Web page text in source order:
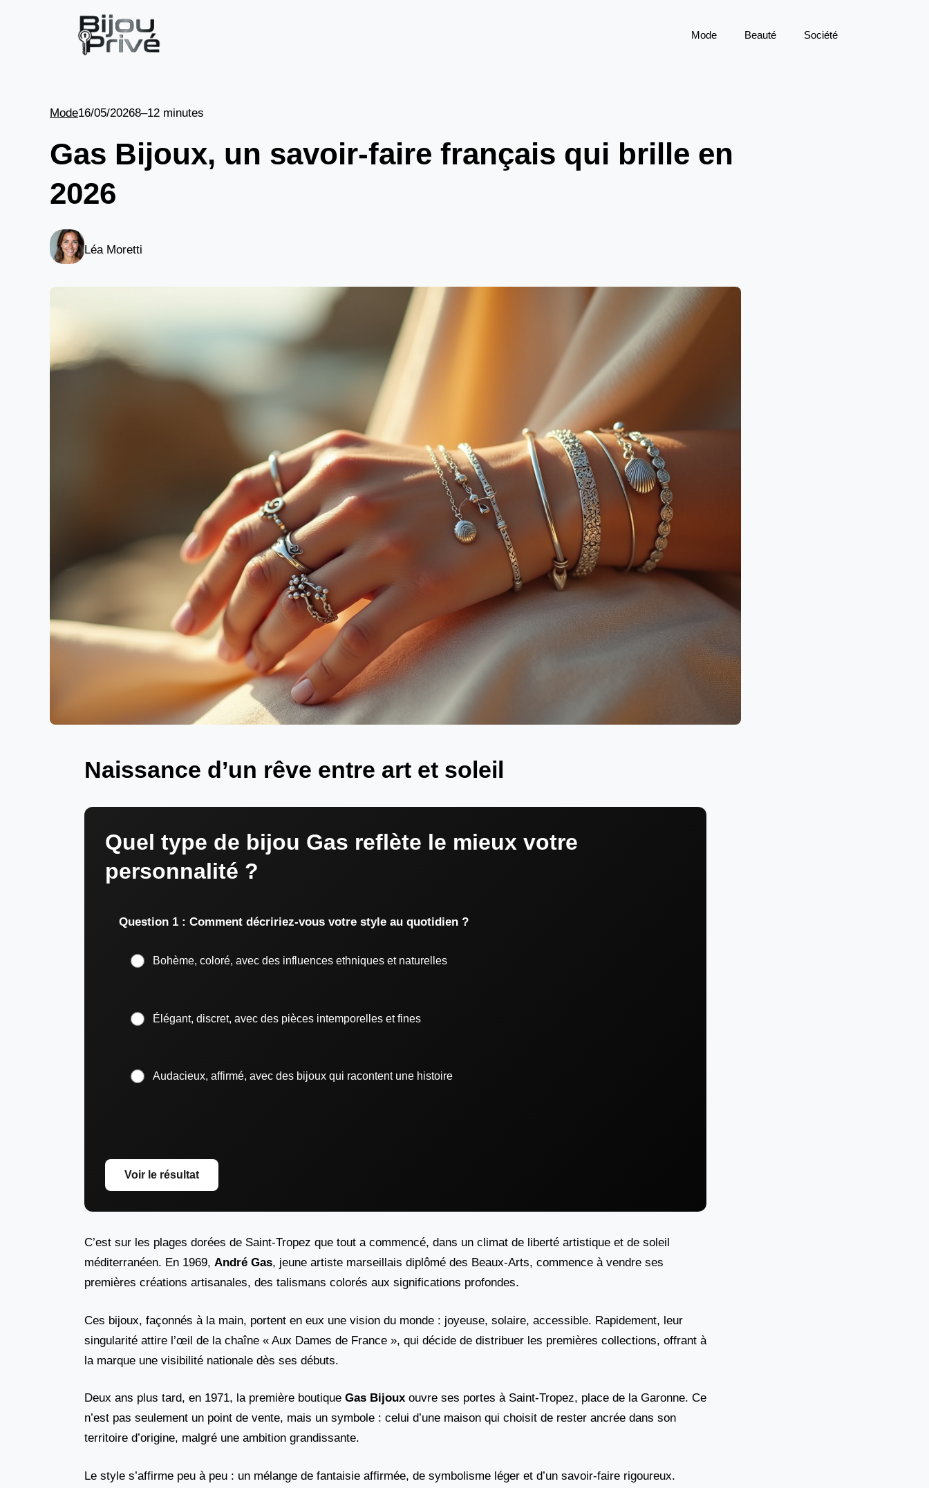
Mode Beauté Société
Mode16/05/20268–12 minutes
Gas Bijoux, un savoir-faire français qui brille en
2026
Léa Moretti
Naissance d’un rêve entre art et soleil
Quel type de bijou Gas reflète le mieux votre
personnalité ?
Question 1 : Comment décririez-vous votre style au quotidien ?
Bohème, coloré, avec des influences ethniques et naturelles
Élégant, discret, avec des pièces intemporelles et fines
Audacieux, affirmé, avec des bijoux qui racontent une histoire
Voir le résultat
C’est sur les plages dorées de Saint-Tropez que tout a commencé, dans un climat de liberté artistique et de soleil
méditerranéen. En 1969, André Gas, jeune artiste marseillais diplômé des Beaux-Arts, commence à vendre ses
premières créations artisanales, des talismans colorés aux significations profondes.
Ces bijoux, façonnés à la main, portent en eux une vision du monde : joyeuse, solaire, accessible. Rapidement, leur
singularité attire l’œil de la chaîne « Aux Dames de France », qui décide de distribuer les premières collections, offrant à
la marque une visibilité nationale dès ses débuts.
Deux ans plus tard, en 1971, la première boutique Gas Bijoux ouvre ses portes à Saint-Tropez, place de la Garonne. Ce
n’est pas seulement un point de vente, mais un symbole : celui d’une maison qui choisit de rester ancrée dans son
territoire d’origine, malgré une ambition grandissante.
Le style s’affirme peu à peu : un mélange de fantaisie affirmée, de symbolisme léger et d’un savoir-faire rigoureux.